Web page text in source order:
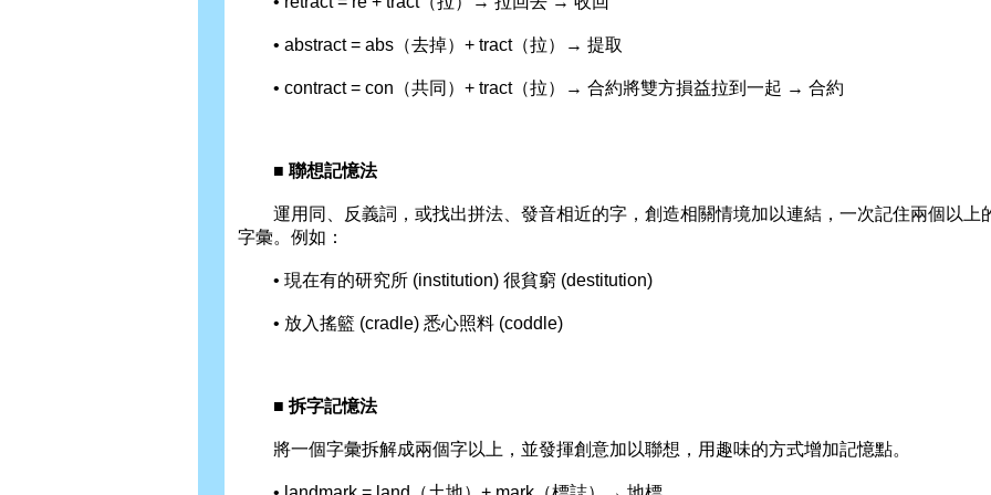
• abstract = abs（去掉）+ tract（拉）→ 提取
• contract = con（共同）+ tract（拉）→ 合約將雙方損益拉到一起 → 合約
■ 聯想記憶法
運用同、反義詞，或找出拼法、發音相近的字，創造相關情境加以連結，一次記住兩個以上
字彙。例如：
• 現在有的研究所 (institution) 很貧窮 (destitution)
• 放入搖籃 (cradle) 悉心照料 (coddle)
■ 拆字記憶法
將一個字彙拆解成兩個字以上，並發揮創意加以聯想，用趣味的方式增加記憶點。